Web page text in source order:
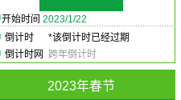
开始时间 2023/1/22
倒计时
*该倒计时已经过期
倒计时网 跨年倒计时
2023年春节